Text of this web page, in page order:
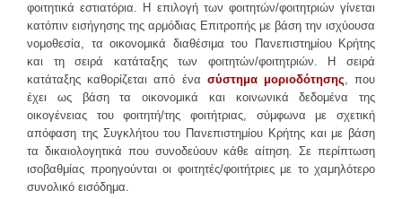
Κοινωνική μέριμνα
ΕΣΤΙΑΤΌΡΙΑ
ΦΟΙΤΗΤΙΚΉ ΖΩΉ
Αθλητισμός
Φοιτητικό Κέντρο
ΚΕ.ΨΥ.ΣΥ
φοιτητικά εστιατόρια. Η επιλογή των φοιτητών/φοιτητριών γίνεται
κατόπιν εισήγησης της αρμόδιας Επιτροπής με βάση την ισχύουσα
νομοθεσία, τα οικονομικά διαθέσιμα του Πανεπιστημίου Κρήτης
και τη σειρά κατάταξης των φοιτητών/φοιτητριών. Η σειρά
κατάταξης καθορίζεται από ένα σύστημα μοριοδότησης, που
έχει ως βάση τα οικονομικά και κοινωνικά δεδομένα της
οικογένειας του φοιτητή/της φοιτήτριας, σύμφωνα με σχετική
απόφαση της Συγκλήτου του Πανεπιστημίου Κρήτης και με βάση
τα δικαιολογητικά που συνοδεύουν κάθε αίτηση. Σε περίπτωση
ισοβαθμίας προηγούνται οι φοιτητές/φοιτήτριες με το χαμηλότερο
συνολικό εισόδημα.